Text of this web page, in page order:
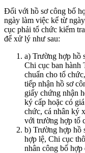
Đối với hồ sơ công bố
ngày làm việc kể từ
cục phải tổ chức kiểm
để xử lý như sau:
a) Trường hợp hồ
Chi cục ban hành
chuẩn cho tổ
tiếp nhận hồ sơ
giấy chứng nhận
ký cấp hoặc có
chức, cá nhân ký
với trường hợp tổ
b) Trường hợp hồ
hợp lệ, Chi cục
nhân công bố